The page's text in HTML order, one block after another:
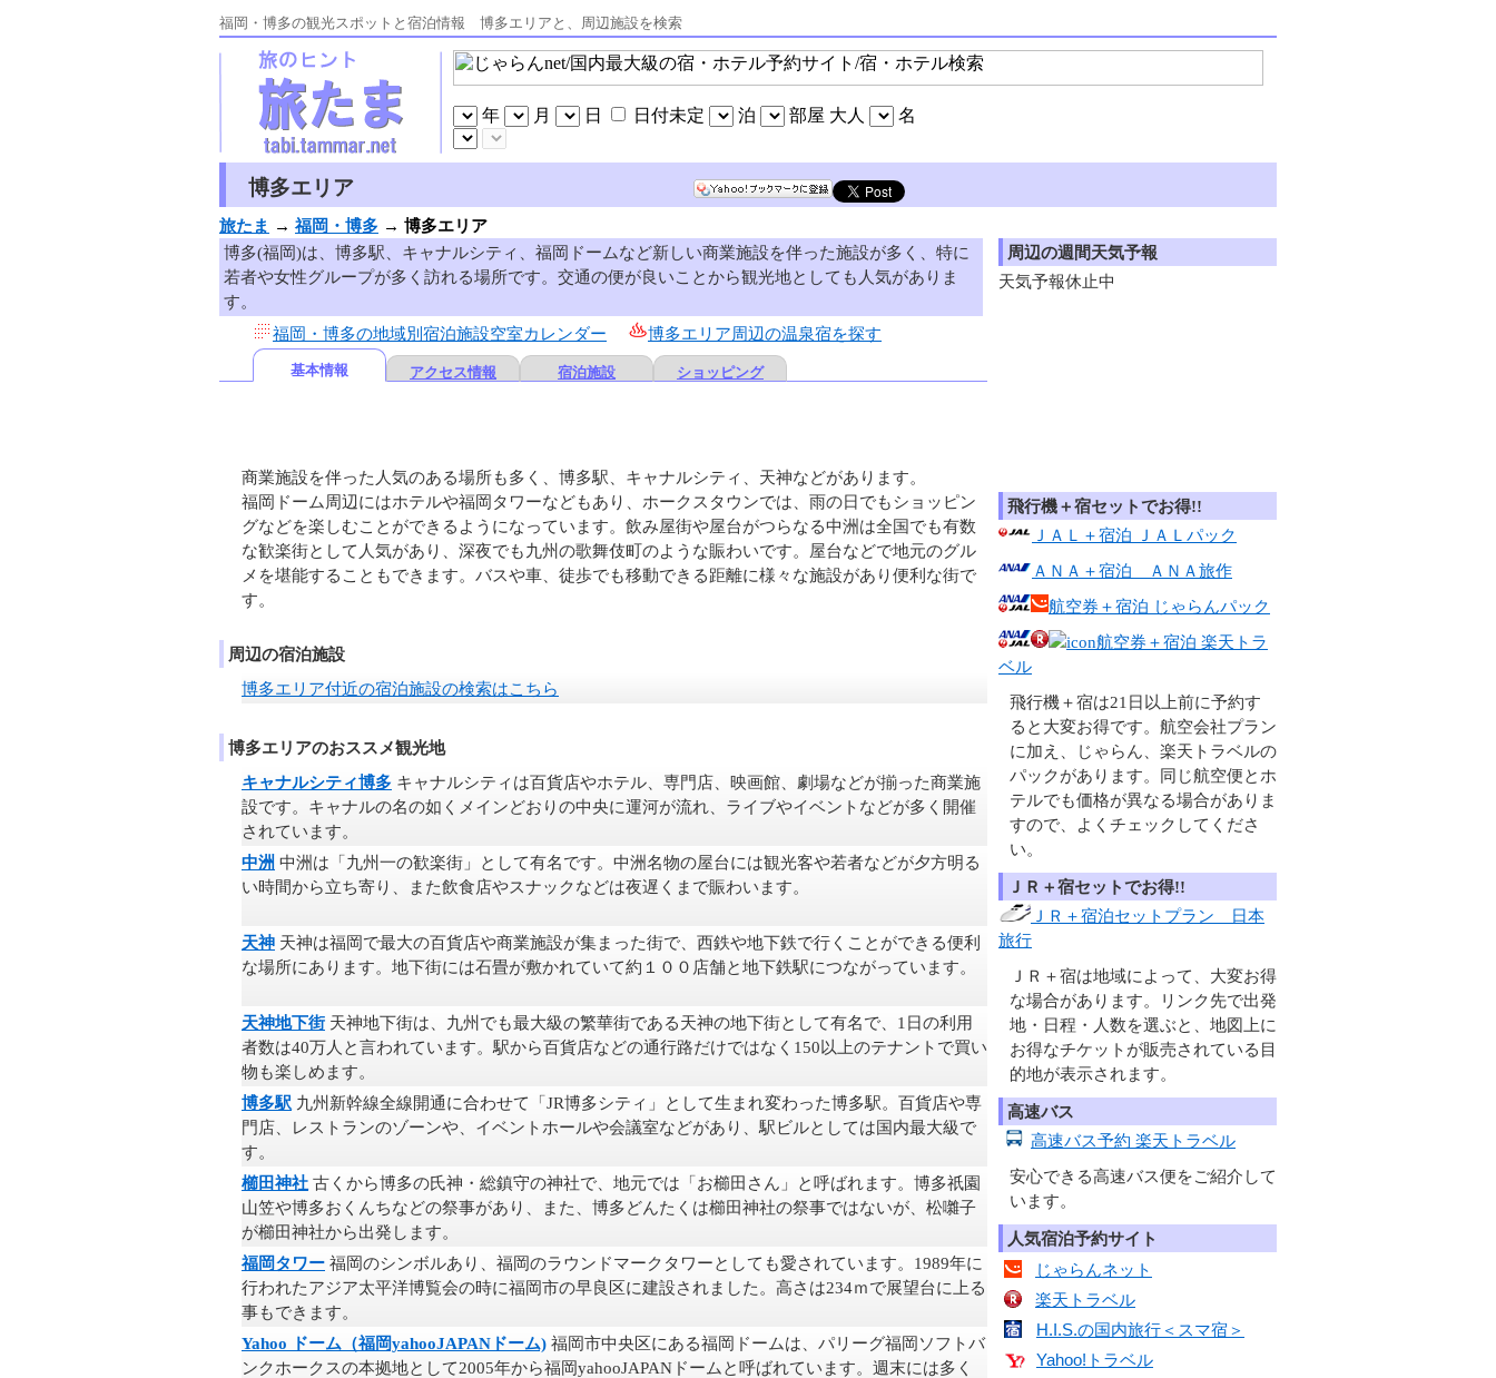
福岡・博多の観光スポットと宿泊情報 博多エリアと、周辺施設を検索
博多エリア
旅たま → 福岡・博多 → 博多エリア
博多(福岡)は、博多駅、キャナルシティ、福岡ドームなど新しい商業施設を伴った施設が多く、特に
若者や女性グループが多く訪れる場所です。交通の便が良いことから観光地としても人気がありま
す。
福岡・博多の地域別宿泊施設空室カレンダー
博多エリア周辺の温泉宿を探す
基本情報 アクセス情報 宿泊施設 ショッピング
商業施設を伴った人気のある場所も多く、博多駅、キャナルシティ、天神などがあります。
福岡ドーム周辺にはホテルや福岡タワーなどもあり、ホークスタウンでは、雨の日でもショッピン
グなどを楽しむことができるようになっています。飲み屋街や屋台がつらなる中洲は全国でも有数
な歓楽街として人気があり、深夜でも九州の歌舞伎町のような賑わいです。屋台などで地元のグル
メを堪能することもできます。バスや車、徒歩でも移動できる距離に様々な施設があり便利な街で
す。
周辺の宿泊施設
博多エリア付近の宿泊施設の検索はこちら
博多エリアのおススメ観光地
キャナルシティ博多 キャナルシティは百貨店やホテル、専門店、映画館、劇場などが揃った商業施
設です。キャナルの名の如くメインどおりの中央に運河が流れ、ライブやイベントなどが多く開催
されています。
中洲 中洲は「九州一の歓楽街」として有名です。中洲名物の屋台には観光客や若者などが夕方明る
い時間から立ち寄り、また飲食店やスナックなどは夜遅くまで賑わいます。
天神 天神は福岡で最大の百貨店や商業施設が集まった街で、西鉄や地下鉄で行くことができる便利
な場所にあります。地下街には石畳が敷かれていて約１００店舗と地下鉄駅につながっています。
天神地下街 天神地下街は、九州でも最大級の繁華街である天神の地下街として有名で、1日の利用
者数は40万人と言われています。駅から百貨店などの通行路だけではなく150以上のテナントで買い
物も楽しめます。
博多駅 九州新幹線全線開通に合わせて「JR博多シティ」として生まれ変わった博多駅。百貨店や専
門店、レストランのゾーンや、イベントホールや会議室などがあり、駅ビルとしては国内最大級で
す。
櫛田神社 古くから博多の氏神・総鎮守の神社で、地元では「お櫛田さん」と呼ばれます。博多祇園
山笠や博多おくんちなどの祭事があり、また、博多どんたくは櫛田神社の祭事ではないが、松囃子
が櫛田神社から出発します。
福岡タワー 福岡のシンボルあり、福岡のラウンドマークタワーとしても愛されています。1989年に
行われたアジア太平洋博覧会の時に福岡市の早良区に建設されました。高さは234ｍで展望台に上る
事もできます。
Yahoo ドーム（福岡yahooJAPANドーム) 福岡市中央区にある福岡ドームは、パリーグ福岡ソフトバ
ンクホークスの本拠地として2005年から福岡yahooJAPANドームと呼ばれています。週末には多く
周辺の週間天気予報
天気予報休止中
飛行機＋宿セットでお得!!
ＪＡＬ＋宿泊 ＪＡＬパック
ＡＮＡ＋宿泊 ＡＮＡ旅作
航空券＋宿泊 じゃらんパック
航空券＋宿泊 楽天トラ
ベル
飛行機＋宿は21日以上前に予約す
ると大変お得です。航空会社プラン
に加え、じゃらん、楽天トラベルの
パックがあります。同じ航空便とホ
テルでも価格が異なる場合がありま
すので、よくチェックしてくださ
い。
ＪＲ＋宿セットでお得!!
ＪＲ＋宿泊セットプラン 日本
旅行
ＪＲ＋宿は地域によって、大変お得
な場合があります。リンク先で出発
地・日程・人数を選ぶと、地図上に
お得なチケットが販売されている目
的地が表示されます。
高速バス
高速バス予約 楽天トラベル
安心できる高速バス便をご紹介して
います。
人気宿泊予約サイト
じゃらんネット
楽天トラベル
H.I.S.の国内旅行＜スマ宿＞
Yahoo!トラベル